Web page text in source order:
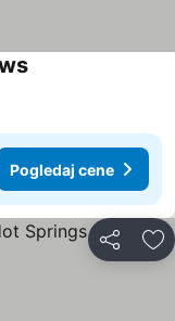
Pogledaj cene
Deli